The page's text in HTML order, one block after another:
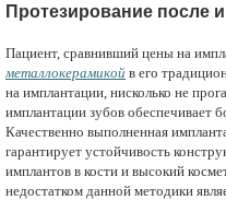
Протезирование после
Пациент, сравнивший цены на
металлокерамикой в его
на имплантации, нисколько не
имплантации зубов обеспечивает
Качественно выполненная
гарантирует устойчивость
имплантов в кости и высокий
недостатком данной методики